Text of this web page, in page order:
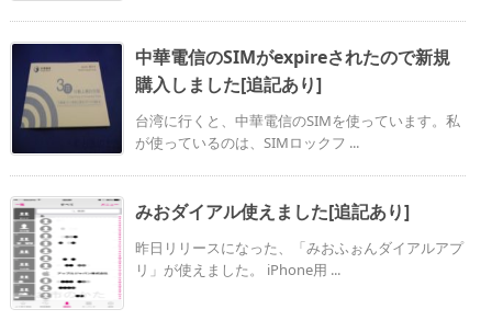
中華電信のSIMがexpireされたので新規
購入しました[追記あり]
台湾に行くと、中華電信のSIMを使っています。私
が使っているのは、SIMロックフ ...
みおダイアル使えました[追記あり]
昨日リリースになった、「みおふぉんダイアルアプ
リ」が使えました。 iPhone用 ...